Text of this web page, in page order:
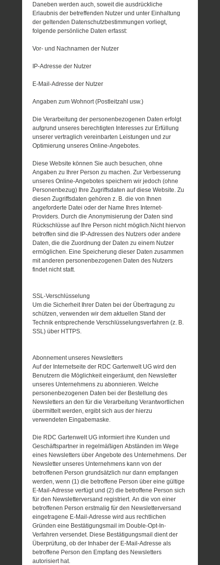
Daneben werden auch, soweit die ausdrückliche
Erlaubnis der betreffenden Nutzer und unter Einhaltung
der geltenden Datenschutzbestimmungen vorliegt,
folgende persönliche Daten erfasst:
Vor- und Nachnamen der Nutzer
IP-Adresse der Nutzer
E-Mail-Adresse der Nutzer
Angaben zum Wohnort (Postleitzahl usw.)
Die Verarbeitung der personenbezogenen Daten erfolgt
aufgrund unseres berechtigten Interesses zur Erfüllung
unserer vertraglich vereinbarten Leistungen und zur
Optimierung unseres Online-Angebotes.
Diese Website können Sie auch besuchen, ohne
Angaben zu Ihrer Person zu machen. Zur Verbesserung
unseres Online-Angebotes speichern wir jedoch (ohne
Personenbezug) Ihre Zugriffsdaten auf diese Website. Zu
diesen Zugriffsdaten gehören z. B. die von Ihnen
angeforderte Datei oder der Name Ihres Internet-
Providers. Durch die Anonymisierung der Daten sind
Rückschlüsse auf Ihre Person nicht möglich.Nicht hiervon
betroffen sind die IP-Adressen des Nutzers oder andere
Daten, die die Zuordnung der Daten zu einem Nutzer
ermöglichen. Eine Speicherung dieser Daten zusammen
mit anderen personenbezogenen Daten des Nutzers
findet nicht statt.
SSL-Verschlüsselung
Um die Sicherheit Ihrer Daten bei der Übertragung zu
schützen, verwenden wir dem aktuellen Stand der
Technik entsprechende Verschlüsselungsverfahren (z. B.
SSL) über HTTPS.
Abonnement unseres Newsletters
Auf der Internetseite der RDC Gartenwelt UG wird den
Benutzern die Möglichkeit eingeräumt, den Newsletter
unseres Unternehmens zu abonnieren. Welche
personenbezogenen Daten bei der Bestellung des
Newsletters an den für die Verarbeitung Verantwortlichen
übermittelt werden, ergibt sich aus der hierzu
verwendeten Eingabemaske.
Die RDC Gartenwelt UG informiert ihre Kunden und
Geschäftspartner in regelmäßigen Abständen im Wege
eines Newsletters über Angebote des Unternehmens. Der
Newsletter unseres Unternehmens kann von der
betroffenen Person grundsätzlich nur dann empfangen
werden, wenn (1) die betroffene Person über eine gültige
E-Mail-Adresse verfügt und (2) die betroffene Person sich
für den Newsletterversand registriert. An die von einer
betroffenen Person erstmalig für den Newsletterversand
eingetragene E-Mail-Adresse wird aus rechtlichen
Gründen eine Bestätigungsmail im Double-Opt-In-
Verfahren versendet. Diese Bestätigungsmail dient der
Überprüfung, ob der Inhaber der E-Mail-Adresse als
betroffene Person den Empfang des Newsletters
autorisiert hat.